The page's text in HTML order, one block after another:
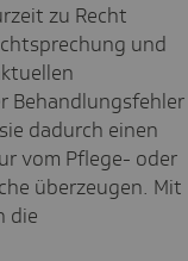
zu Recht
und
Behandlungsfehler
dadurch einen
vom Pflege- oder
überzeugen. Mit
die